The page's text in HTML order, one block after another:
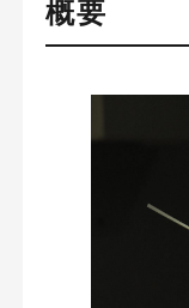
概要